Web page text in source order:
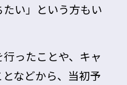
い」という方もい
ったことや、キャ
などから、 当初予